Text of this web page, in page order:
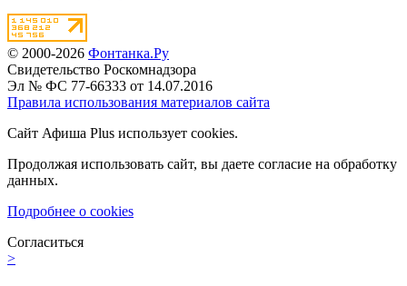
© 2000-2026 Фонтанка.Ру
Свидетельство Роскомнадзора
Эл № ФС 77-66333 от 14.07.2016
Правила использования материалов сайта
Сайт Афиша Plus использует cookies.
Продолжая использовать сайт, вы даете согласие на обработку
данных.
Подробнее о cookies
Согласиться
>